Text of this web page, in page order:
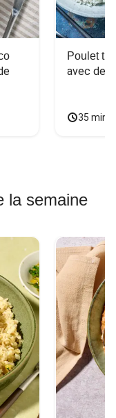
Poulet
avec des
35
la semaine